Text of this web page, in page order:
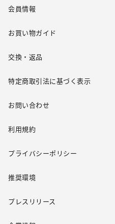
会員情報
お買い物ガイド
交換・返品
特定商取引法に基づく表示
お問い合わせ
利用規約
プライバシーポリシー
推奨環境
プレスリリース